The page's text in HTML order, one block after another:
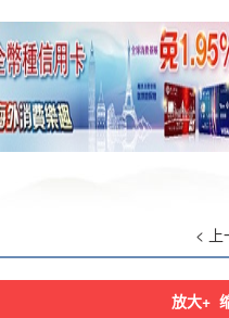
< 上
放大+